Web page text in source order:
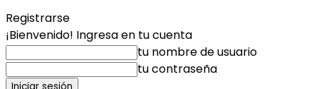
Registrarse
¡Bienvenido! Ingresa en tu cuenta
tu nombre de usuario
tu contraseña